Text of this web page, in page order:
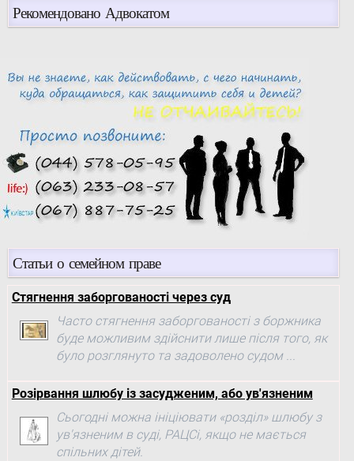
Рекомендовано Адвокатом
Статьи о семейном праве
Стягнення заборгованості через суд
Часто стягнення заборгованості з боржника
буде можливим здійснити лише після того, як
було розглянуто та задоволено судом ...
Розірвання шлюбу із засудженим, або ув'язненим
Сьогодні можна ініціювати «розділ» шлюбу з
ув'язненим в суді, РАЦСі, якщо не мається
спільних дітей.